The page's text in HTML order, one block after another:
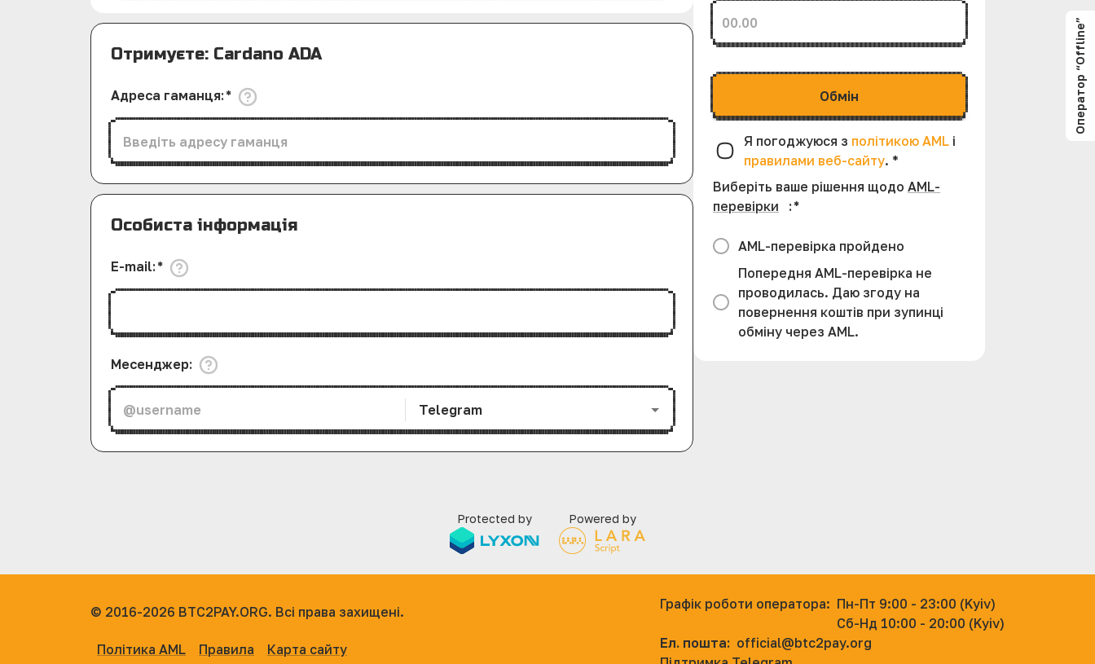
Отримуєте: Cardano ADA
Адреса гаманця: *
Особиста інформація
E-mail: *
Месенджер:
Telegram
Обмiн
Я погоджуюся з політикою AMLі
правилами веб-сайту. *
Виберіть ваше рішення щодо AML-
перевірки
: *
AML-перевірка пройдено
Попередня AML-перевірка не
проводилась. Даю згоду на
повернення коштів при зупинці
обміну через AML.
Protected by Powered by
© 2016-2026 BTC2PAY.ORG. Всі права захищені.
Політика AML Правила Карта сайту
Графік роботи оператора: Пн-Пт 9:00 - 23:00 (Kyiv)
Сб-Нд 10:00 - 20:00 (Kyiv)
Ел. пошта: official@btc2pay.org
Оператор “Offline”